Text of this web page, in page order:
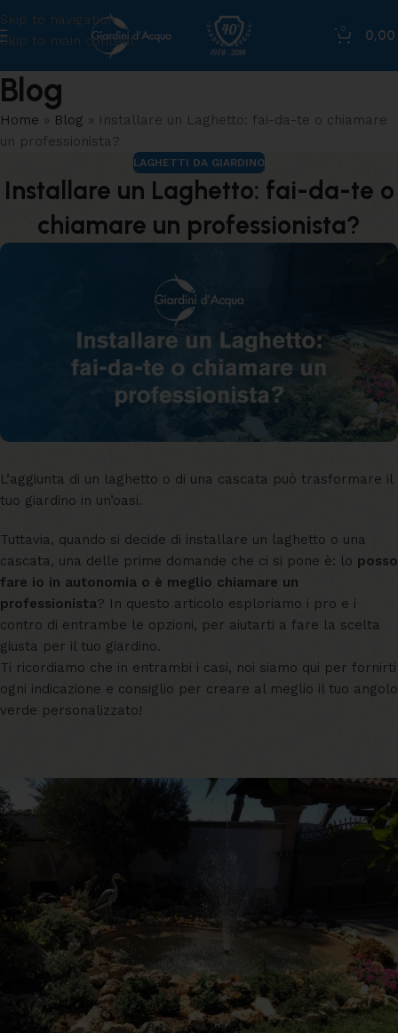
Skip to navigation
Skip to main content
0 0,00
Blog
Home » Blog » Installare un Laghetto: fai-da-te o chiamare
un professionista?
LAGHETTI DA GIARDINO
Installare un Laghetto: fai-da-te o
chiamare un professionista?
L’aggiunta di un laghetto o di una cascata può trasformare il
tuo giardino in un’oasi.
Tuttavia, quando si decide di installare un laghetto o una
cascata, una delle prime domande che ci si pone è: lo posso
fare io in autonomia o è meglio chiamare un
professionista? In questo articolo esploriamo i pro e i
contro di entrambe le opzioni, per aiutarti a fare la scelta
giusta per il tuo giardino.
Ti ricordiamo che in entrambi i casi, noi siamo qui per fornirti
ogni indicazione e consiglio per creare al meglio il tuo angolo
verde personalizzato!